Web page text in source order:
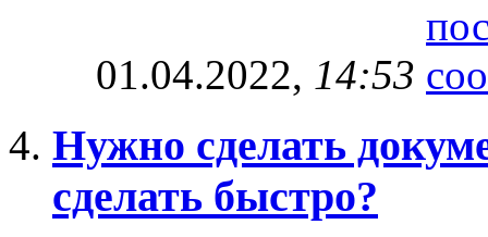
01.04.2022, 14:53
Нужно сделать
сделать быстро?